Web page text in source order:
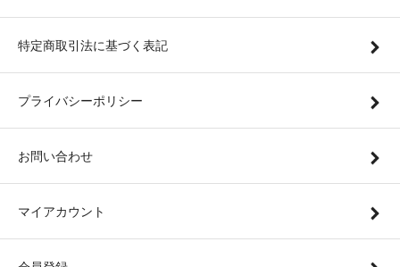
特定商取引法に基づく表記
プライバシーポリシー
お問い合わせ
マイアカウント